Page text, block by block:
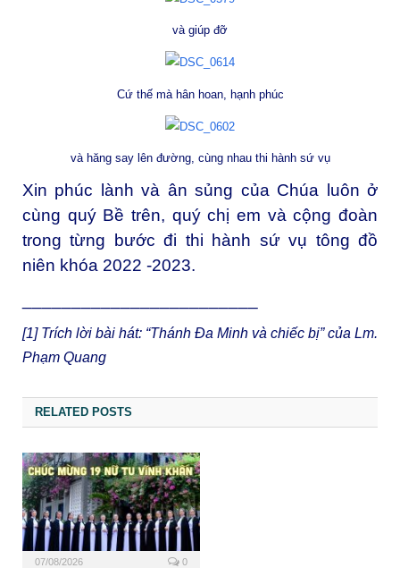
và giúp đỡ
Cứ thế mà hân hoan, hạnh phúc
và hăng say lên đường, cùng nhau thi hành sứ vụ
Xin phúc lành và ân sủng của Chúa luôn ở
cùng quý Bề trên, quý chị em và cộng đoàn
trong từng bước đi thi hành sứ vụ tông đồ
niên khóa 2022 -2023.
[1]Trích lời bài hát: “Thánh Đa Minh và chiếc bị” của Lm.
Phạm Quang
RELATED POSTS
07/08/2026 0